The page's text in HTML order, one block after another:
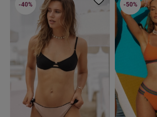
-40% -50%